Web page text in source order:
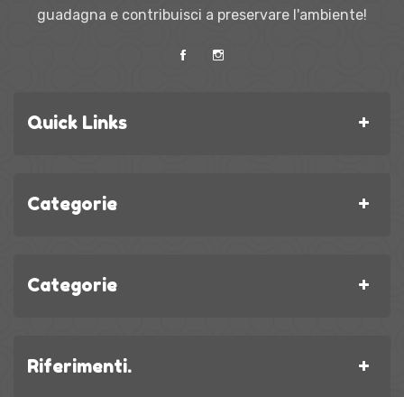
guadagna e contribuisci a preservare l'ambiente!
Quick Links
Categorie
Categorie
Riferimenti.